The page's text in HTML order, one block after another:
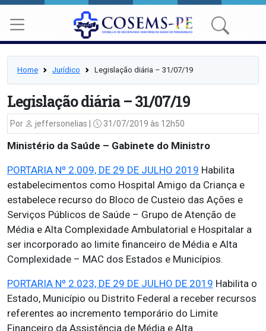
Home Jurídico Legislação diária – 31/07/19
Legislação diária – 31/07/19
Por jeffersonelias | 31/07/2019 às 12h50
Ministério da Saúde – Gabinete do Ministro
PORTARIA Nº 2.009, DE 29 DE JULHO 2019 Habilita
estabelecimentos como Hospital Amigo da Criança e
estabelece recurso do Bloco de Custeio das Ações e
Serviços Públicos de Saúde – Grupo de Atenção de
Média e Alta Complexidade Ambulatorial e Hospitalar a
ser incorporado ao limite financeiro de Média e Alta
Complexidade – MAC dos Estados e Municípios.
PORTARIA Nº 2.023, DE 29 DE JULHO DE 2019 Habilita o
Estado, Município ou Distrito Federal a receber recursos
referentes ao incremento temporário do Limite
Financeiro da Assistência de Média e Alta